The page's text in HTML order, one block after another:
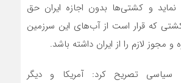
نماید و کشتی‌ها بدون اجازه ایران حق
کشتی که قرار است از آب‌های این سرزمین
و مجوز لازم را از ایران داشته باشد.
سیاسی تصریح کرد: آمریکا و دیگر